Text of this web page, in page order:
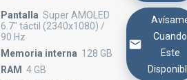
Pantalla Super AMOLED
6.7" táctil (2340x1080) /
90 Hz
Memoria interna 128 GB
RAM 4 GB
Cuando
Este